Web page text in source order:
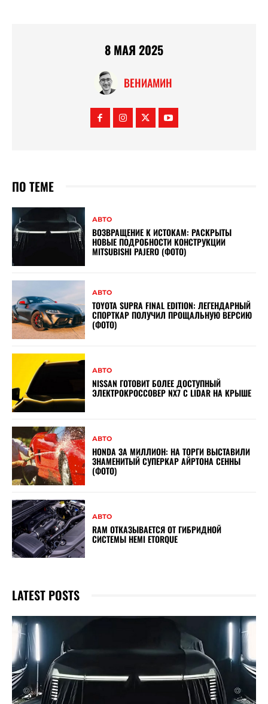
8 МАЯ 2025
ВЕНИАМИН
ПО ТЕМЕ
АВТО
ВОЗВРАЩЕНИЕ К ИСТОКАМ: РАСКРЫТЫ
НОВЫЕ ПОДРОБНОСТИ КОНСТРУКЦИИ
MITSUBISHI PAJERO (ФОТО)
АВТО
TOYOTA SUPRA FINAL EDITION: ЛЕГЕНДАРНЫЙ
СПОРТКАР ПОЛУЧИЛ ПРОЩАЛЬНУЮ ВЕРСИЮ
(ФОТО)
АВТО
NISSAN ГОТОВИТ БОЛЕЕ ДОСТУПНЫЙ
ЭЛЕКТРОКРОССОВЕР NX7 С LIDAR НА КРЫШЕ
АВТО
HONDA ЗА МИЛЛИОН: НА ТОРГИ ВЫСТАВИЛИ
ЗНАМЕНИТЫЙ СУПЕРКАР АЙРТОНА СЕННЫ
(ФОТО)
АВТО
RAM ОТКАЗЫВАЕТСЯ ОТ ГИБРИДНОЙ
СИСТЕМЫ HEMI ETORQUE
LATEST POSTS